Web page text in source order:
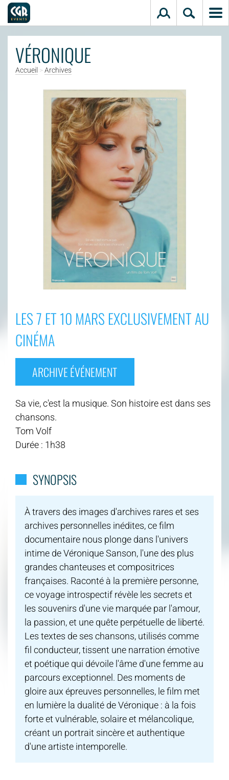
Aller au contenu principal
VÉRONIQUE
Accueil >Archives
LES 7 ET 10 MARS EXCLUSIVEMENT AU
CINÉMA
ARCHIVE ÉVÉNEMENT
Sa vie, c'est la musique. Son histoire est dans ses
chansons.
Tom Volf
Durée : 1h38
SYNOPSIS
À travers des images d'archives rares et ses
archives personnelles inédites, ce film
documentaire nous plonge dans l'univers
intime de Véronique Sanson, l'une des plus
grandes chanteuses et compositrices
françaises. Raconté à la première personne,
ce voyage introspectif révèle les secrets et
les souvenirs d'une vie marquée par l'amour,
la passion, et une quête perpétuelle de liberté.
Les textes de ses chansons, utilisés comme
fil conducteur, tissent une narration émotive
et poétique qui dévoile l'âme d'une femme au
parcours exceptionnel. Des moments de
gloire aux épreuves personnelles, le film met
en lumière la dualité de Véronique : à la fois
forte et vulnérable, solaire et mélancolique,
créant un portrait sincère et authentique
d'une artiste intemporelle.